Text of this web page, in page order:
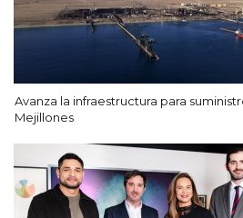
Avanza la infraestructura para
Mejillones